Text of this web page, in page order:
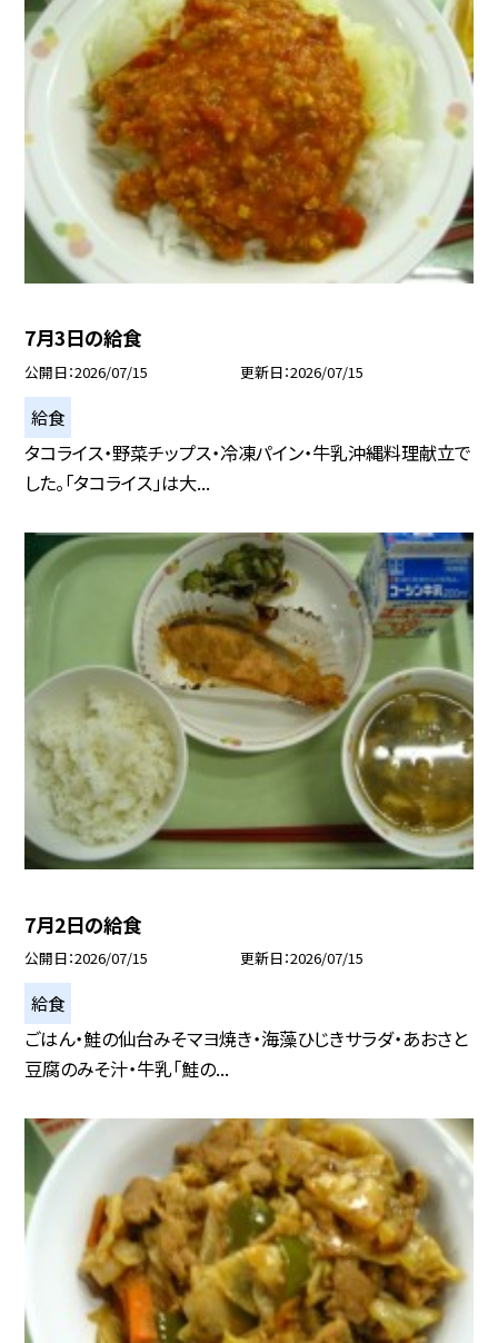
7月3日の給食
公開日 2026/07/15 更新日 2026/07/15
給食
タコライス・野菜チップス・冷凍パイン・牛乳沖縄料理献立で
した。「タコライス」は大...
7月2日の給食
公開日 2026/07/15 更新日 2026/07/15
給食
ごはん・鮭の仙台みそマヨ焼き・海藻ひじきサラダ・あおさと
豆腐のみそ汁・牛乳「鮭の...